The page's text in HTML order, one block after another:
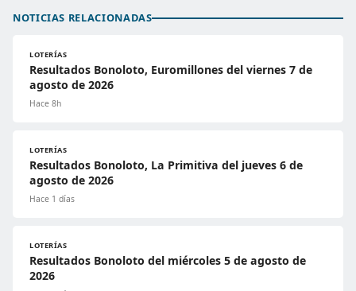
NOTICIAS RELACIONADAS
LOTERÍAS
Resultados Bonoloto, Euromillones del viernes 7 de
agosto de 2026
Hace 8h
LOTERÍAS
Resultados Bonoloto, La Primitiva del jueves 6 de
agosto de 2026
Hace 1 días
LOTERÍAS
Resultados Bonoloto del miércoles 5 de agosto de
2026